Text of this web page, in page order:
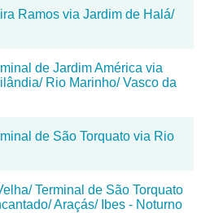
Ramos via Jardim de Halá/
de Jardim América via
Rio Marinho/ Vasco da
de São Torquato via Rio
Terminal de São Torquato
Araçás/ Ibes - Noturno